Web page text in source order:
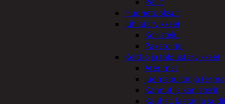
Huonetuoksut
Juhlatarvikkeet
Koristelu
Paketointi
Keittiö ja taloustarvikkeet
Aterimet
Juomapullot ja
Kannut ja kanisterit
Kauhat, lastat ja